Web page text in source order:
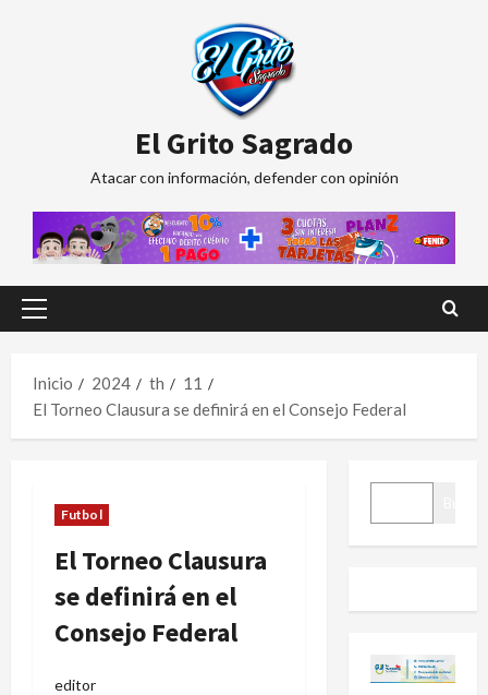
El Grito Sagrado
Atacar con información, defender con opinión
Menú
Inicio
2024 th
11
El Torneo Clausura se definirá en el Consejo Federal
Futbol
El Torneo Clausura
se definirá en el
Consejo Federal
editor